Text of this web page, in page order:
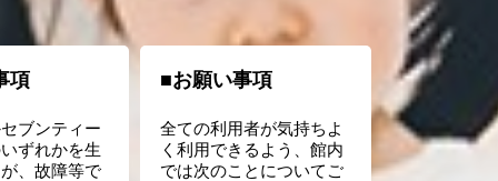
項
ブンティー
ずれかを生
、故障等で
■お願い事項
全ての利用者が気持ちよ
く利用できるよう、館内
では次のことについてご